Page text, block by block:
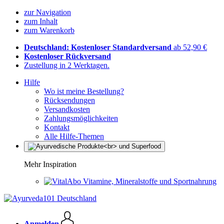
zur Navigation
zum Inhalt
zum Warenkorb
Deutschland: Kostenloser Standardversand ab 52,90 €
Kostenloser Rückversand
Zustellung in 2 Werktagen.
Hilfe
Wo ist meine Bestellung?
Rücksendungen
Versandkosten
Zahlungsmöglichkeiten
Kontakt
Alle Hilfe-Themen
Mehr Inspiration
Vitamine, Mineralstoffe und Sportnahrung